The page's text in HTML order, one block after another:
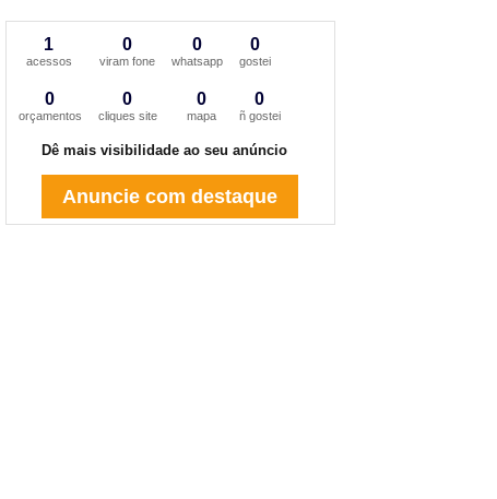
1
acessos
0
viram fone
0
whatsapp
0
gostei
0
orçamentos
0
cliques site
0
mapa
0
ñ gostei
Dê mais visibilidade ao seu anúncio
Anuncie com destaque